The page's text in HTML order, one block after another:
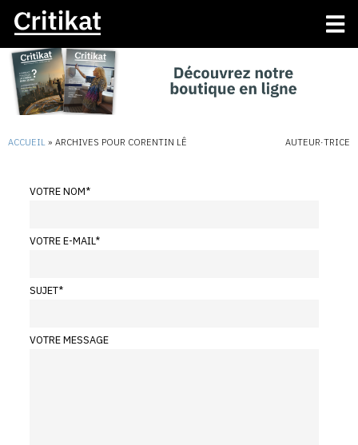
ACCUEIL » ARCHIVES POUR CORENTIN LÊ AUTEUR·TRICE
VOTRE NOM*
VOTRE E-MAIL*
SUJET*
VOTRE MESSAGE